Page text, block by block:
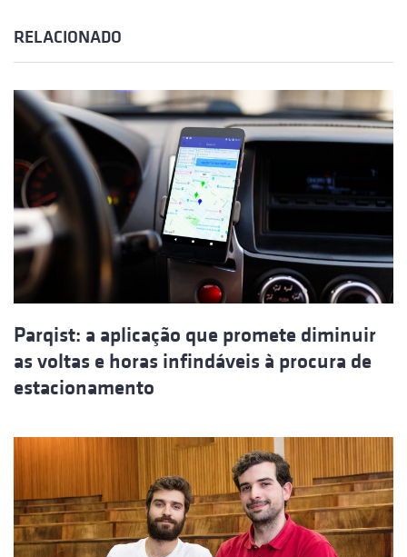
RELACIONADO
Parqist: a aplicação que promete diminuir
as voltas e horas infindáveis à procura de
estacionamento